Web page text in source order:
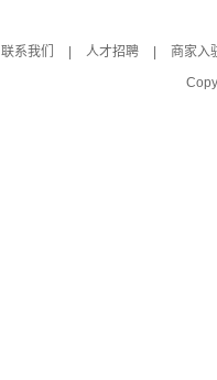
联系我们 人才招聘 商家入